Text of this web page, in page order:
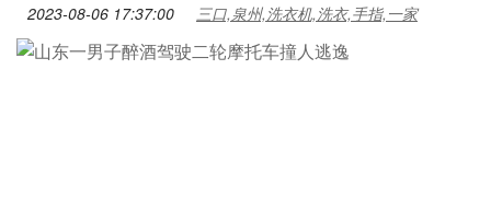
2023-08-06 17:37:00 三口,泉州,洗衣机,洗衣,手指,一家